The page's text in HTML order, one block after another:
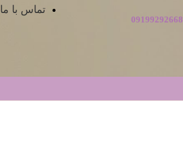
09199292668
تماس با ما